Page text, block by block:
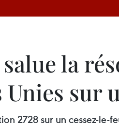
la
Unies sur
2728 sur un cessez-